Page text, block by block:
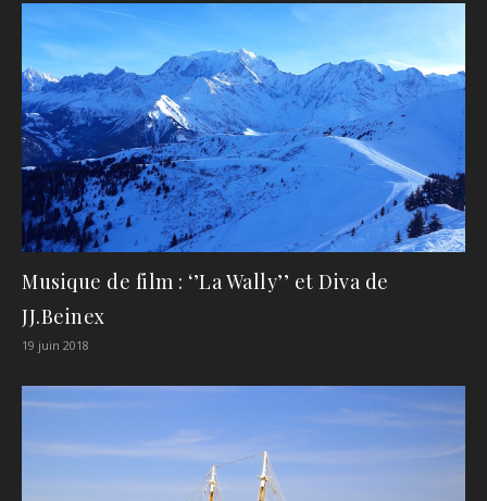
Musique de film : ‘’La Wally’’ et Diva de
JJ.Beinex
19 juin 2018